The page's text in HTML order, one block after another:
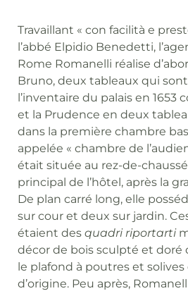
Travaillant « con facilità e
l’abbé Elpidio Benedetti,
Rome Romanelli réalise
Bruno, deux tableaux qui
l’inventaire du palais en 1653
et la Prudence en deux
dans la première chambre
appelée « chambre de
était située au rez-de-
principal de l’hôtel, après la
De plan carré long, elle
sur cour et deux sur jardin.
étaient desquadri riportarti
décor de bois sculpté et doré
le plafond à poutres et
d’origine. Peu après,